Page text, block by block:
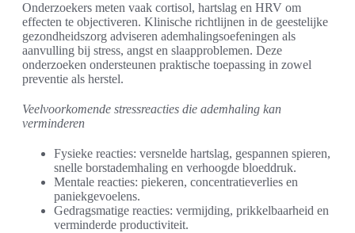
Onderzoekers meten vaak cortisol, hartslag en HRV om
effecten te objectiveren. Klinische richtlijnen in de geestelijke
gezondheidszorg adviseren ademhalingsoefeningen als
aanvulling bij stress, angst en slaapproblemen. Deze
onderzoeken ondersteunen praktische toepassing in zowel
preventie als herstel.
Veelvoorkomende stressreacties die ademhaling kan
verminderen
Fysieke reacties: versnelde hartslag, gespannen spieren,
snelle borstademhaling en verhoogde bloeddruk.
Mentale reacties: piekeren, concentratieverlies en
paniekgevoelens.
Gedragsmatige reacties: vermijding, prikkelbaarheid en
verminderde productiviteit.